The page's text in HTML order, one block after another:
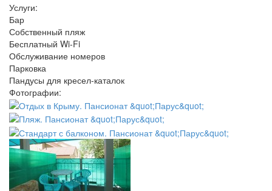
Услуги:
Бар
Собственный пляж
Бесплатный Wi-Fi
Обслуживание номеров
Парковка
Пандусы для кресел-каталок
Фотографии: